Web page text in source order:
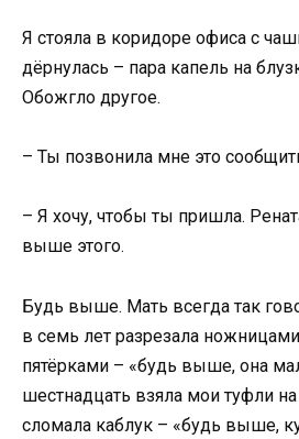
Я стояла в коридоре офиса с
дёрнулась – пара капель на
Обожгло другое.
– Ты позвонила мне это
– Я хочу, чтобы ты пришла.
выше этого.
Будь выше. Мать всегда так
в семь лет разрезала
пятёрками – «будь выше, она
шестнадцать взяла мои туфли
сломала каблук – «будь выше,